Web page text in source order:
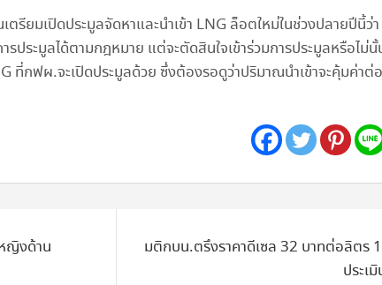
ยมเปิดประมูลจัดหาและนำเข้า LNG ล็อตใหม่ในช่วงปลายปีนี้ว่
รประมูลได้ตามกฎหมาย แต่จะตัดสินใจเข้าร่วมการประมูลหรือไม่
ที่กฟผ.จะเปิดประมูลด้วย ซึ่งต้องรอดูว่าปริมาณนำเข้าจะคุ้มค่า
ญิงด้าน
มติกบน.ตรึงราคาดีเซล 32 บาทต่อลิตร
ประเ